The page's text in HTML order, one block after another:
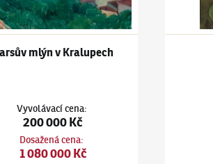
mlýn v Kralupech
Vyvolávací cena:
200 000 Kč
Dosažená cena:
1 080 000 Kč